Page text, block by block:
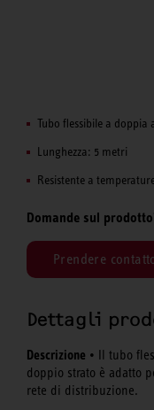
Tubo flessibile a
Lunghezza: 5 metri
Resistente a
Domande sul
Prendere
Dettagli
Descrizione • Il tubo
doppio strato è adatto
rete di distribuzione.